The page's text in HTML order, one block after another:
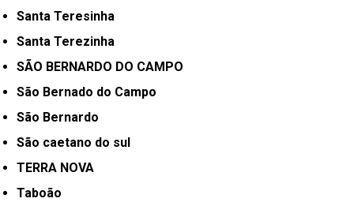
Santa Teresinha
Santa Terezinha
SÃO BERNARDO DO CAMPO
São Bernado do Campo
São Bernardo
São caetano do sul
TERRA NOVA
Taboão